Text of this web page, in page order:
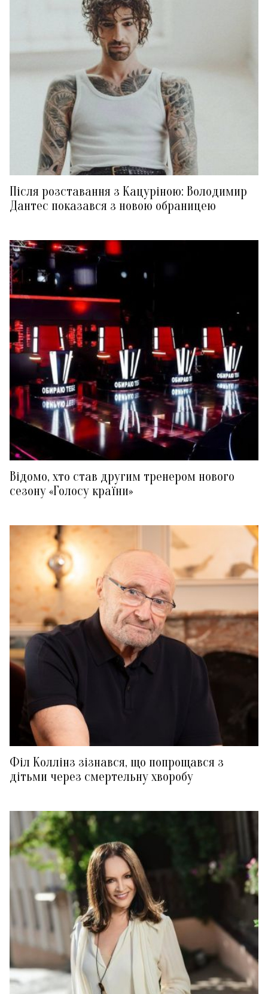
Після розставання з Кацуріною: Володимир
Дантес показався з новою обраницею
Відомо, хто став другим тренером нового
сезону «Голосу країни»
Філ Коллінз зізнався, що попрощався з
дітьми через смертельну хворобу